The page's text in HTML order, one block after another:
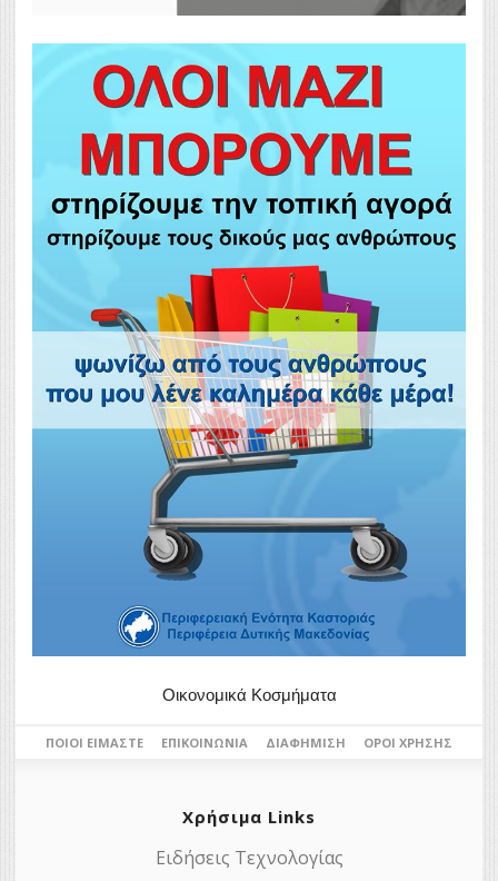
Οικονομικά Κοσμήματα
ΠΟΙΟΙ ΕΊΜΑΣΤΕ ΕΠΙΚΟΙΝΩΝΊΑ ΔΙΑΦΉΜΙΣΗ ΌΡΟΙ ΧΡΉΣΗΣ
Χρήσιμα Links
Ειδήσεις Τεχνολογίας